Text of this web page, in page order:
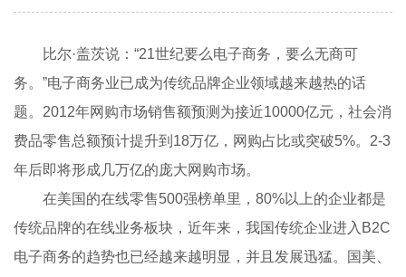
比尔·盖茨说：“21世纪要么电子商务，要么无商可
务。”电子商务业已成为传统品牌企业领域越来越热的话
题。2012年网购市场销售额预测为接近10000亿元，社会消
费品零售总额预计提升到18万亿，网购占比或突破5%。2-3
年后即将形成几万亿的庞大网购市场。
在美国的在线零售500强榜单里，80%以上的企业都是
传统品牌的在线业务板块，近年来，我国传统企业进入B2C
电子商务的趋势也已经越来越明显，并且发展迅猛。国美、